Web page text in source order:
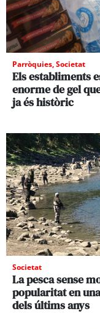
Parròquies,Societat
Els establiments
enorme de gel
ja és històric
Societat
La pesca sense
popularitat en
dels últims anys